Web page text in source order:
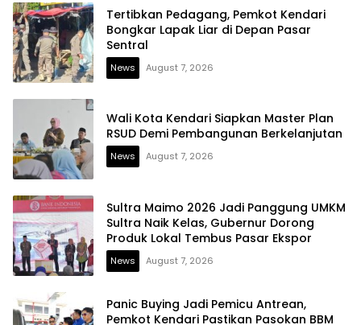
Tertibkan Pedagang, Pemkot Kendari
Bongkar Lapak Liar di Depan Pasar
Sentral
News August 7, 2026
Wali Kota Kendari Siapkan Master Plan
RSUD Demi Pembangunan Berkelanjutan
News August 7, 2026
Sultra Maimo 2026 Jadi Panggung UMKM
Sultra Naik Kelas, Gubernur Dorong
Produk Lokal Tembus Pasar Ekspor
News August 7, 2026
Panic Buying Jadi Pemicu Antrean,
Pemkot Kendari Pastikan Pasokan BBM